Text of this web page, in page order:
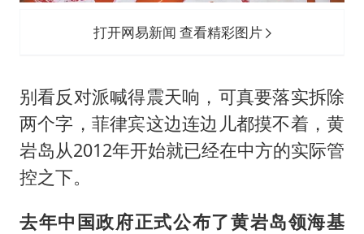
打开网易新闻 查看精彩图片
别看反对派喊得震天响，可真要落实拆除
两个字，菲律宾这边连边儿都摸不着，黄
岩岛从2012年开始就已经在中方的实际管
控之下。
去年中国政府正式公布了黄岩岛领海基